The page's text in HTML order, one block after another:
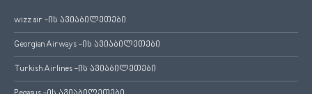
wizz air -ის ავიაბილეთები
Georgian Airways -ის ავიაბილეთები
Turkish Airlines -ის ავიაბილეთები